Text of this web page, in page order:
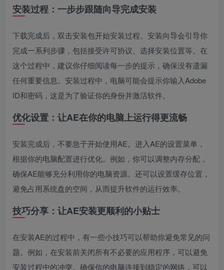
安装过程：一步步跟随向导完成安装
下载完成后，双击安装包开始安装过程。安装向导会引导你
完成一系列步骤，包括接受许可协议、选择安装位置等。在
这个过程中，建议你仔细阅读每一步的提示，确保没有遗漏
任何重要信息。安装过程中，电脑可能会提示你输入Adobe
ID和密码，这是为了验证你的身份并激活软件。
优化设置：让AE在你的电脑上运行得更流畅
安装完成后，不要急于开始使用AE。进入AE的设置菜单，
根据你的电脑配置进行优化。例如，你可以调整内存分配，
确保AE能够充分利用你的电脑资源。还可以设置缓存位置，
避免占用系统盘的空间，从而提升软件的运行效率。
技巧分享：让AE安装更顺利的小贴士
在安装AE的过程中，有一些小技巧可以帮助你避免常见的问
题。例如，在安装前关闭所有不必要的应用程序，可以避免
安装过程中的冲突。确保你的电脑连接到稳定的网络，可以